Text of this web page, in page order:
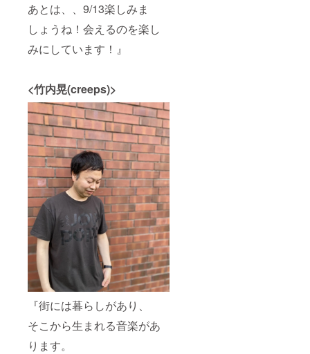
あとは、、9/13楽しみま
しょうね！会えるのを楽し
みにしています！』
<竹内晃(creeps)>
『街には暮らしがあり、
そこから生まれる音楽があ
ります。